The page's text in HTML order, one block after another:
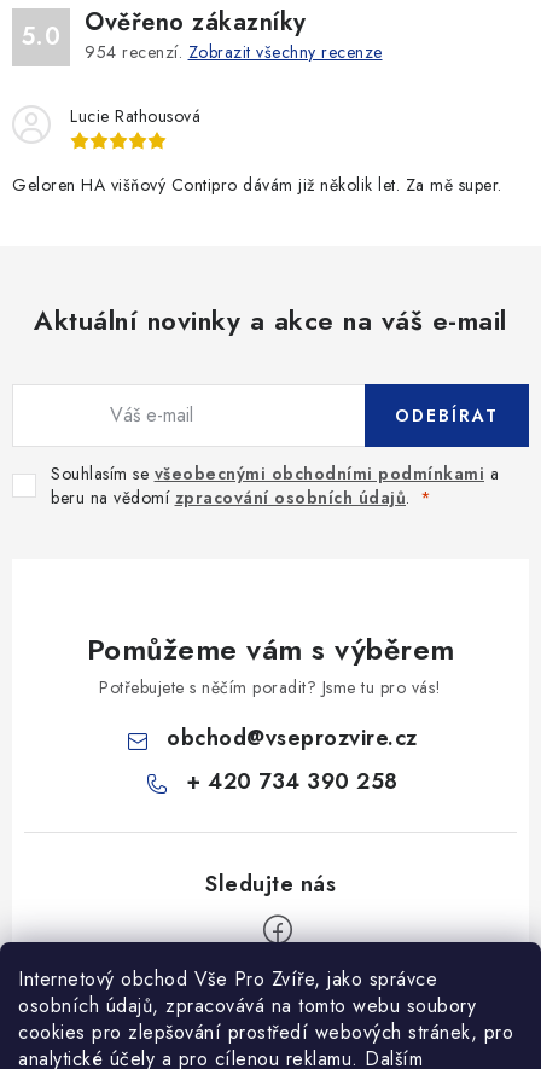
Internetový obchod Vše Pro Zvíře, jako správce
osobních údajů, zpracovává na tomto webu soubory
cookies pro zlepšování prostředí webových stránek, pro
analytické účely a pro cílenou reklamu. Dalším
5.0 Ověřeno zákazníky
954 recenzí. Zobrazit všechny recenze
Lucie Rathousová
Geloren HA višňový Contipro dávám již několik let. Za mě super.
Aktuální novinky a akce na váš e-mail
Souhlasím se všeobecnými obchodními podmínkami a
beru na vědomí zpracování osobních údajů.
ODEBÍRAT
Pomůžeme vám s výběrem
Potřebujete s něčím poradit? Jsme tu pro vás!
obchod@vseprozvire.cz
+ 420 734 390 258
Informace pro Vás